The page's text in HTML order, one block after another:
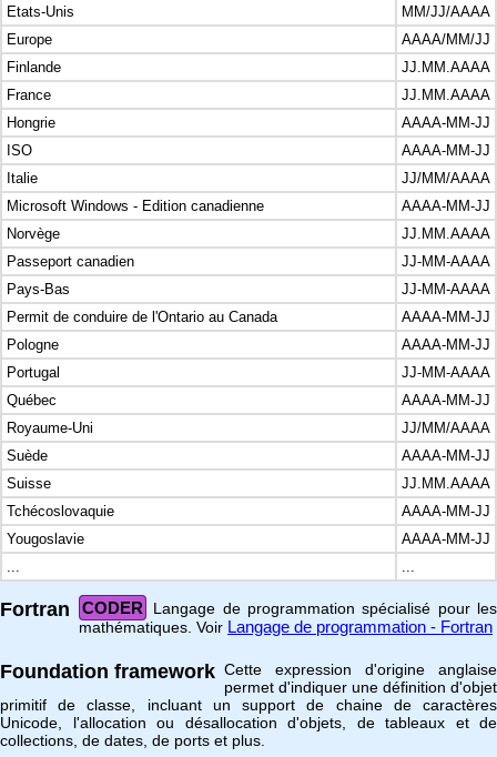
Etats-Unis
MM/JJ/AAAA
Europe
AAAA/MM/JJ
Finlande
JJ.MM.AAAA
France
JJ.MM.AAAA
Hongrie
AAAA-MM-JJ
ISO
AAAA-MM-JJ
Italie
JJ/MM/AAAA
Microsoft Windows - Edition canadienne
AAAA-MM-JJ
Norvège
JJ.MM.AAAA
Passeport canadien
JJ-MM-AAAA
Pays-Bas
JJ-MM-AAAA
Permit de conduire de l'Ontario au Canada
AAAA-MM-JJ
Pologne
AAAA-MM-JJ
Portugal
JJ-MM-AAAA
Québec
AAAA-MM-JJ
Royaume-Uni
JJ/MM/AAAA
Suède
AAAA-MM-JJ
Suisse
JJ.MM.AAAA
Tchécoslovaquie
AAAA-MM-JJ
Yougoslavie
AAAA-MM-JJ
...
...
Fortran CODER
Langage de programmation spécialisé pour les
mathématiques. Voir Langage de programmation - Fortran
Foundation framework Cette expression d'origine anglaise
permet d'indiquer une définition d'objet
primitif de classe, incluant un support de chaine de caractères
Unicode, l'allocation ou désallocation d'objets, de tableaux et de
collections, de dates, de ports et plus.